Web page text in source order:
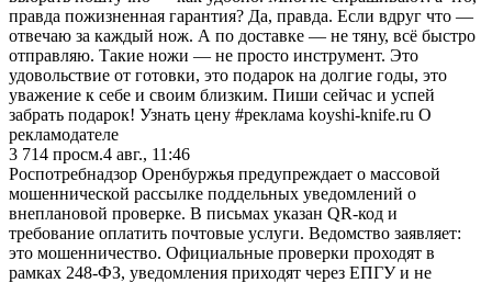
правда пожизненная гарантия? Да, правда. Если вдруг что —
отвечаю за каждый нож. А по доставке — не тяну, всё быстро
отправляю. Такие ножи — не просто инструмент. Это
удовольствие от готовки, это подарок на долгие годы, это
уважение к себе и своим близким. Пиши сейчас и успей
забрать подарок! Узнать цену #реклама koyshi-knife.ru О
рекламодателе
3 714 просм.4 авг., 11:46
Роспотребнадзор Оренбуржья предупреждает о массовой
мошеннической рассылке поддельных уведомлений о
внеплановой проверке. В письмах указан QR-код и
требование оплатить почтовые услуги. Ведомство заявляет:
это мошенничество. Официальные проверки проходят в
рамках 248-ФЗ, уведомления приходят через ЕПГУ и не